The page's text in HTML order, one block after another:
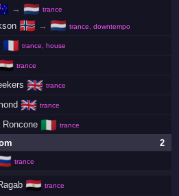
→ 🇳🇱 trance
🇳🇴 → 🇳🇱 trance, downtempo
🇫🇷 trance, house
trance
🇬🇧 trance
🇬🇧 trance
Roncone 🇮🇹 trance
2
trance
🇪🇬 trance